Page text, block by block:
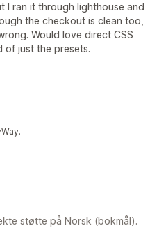
I ran it through lighthouse and
the checkout is clean too,
Would love direct CSS
of just the presets.
støtte på Norsk (bokmål).